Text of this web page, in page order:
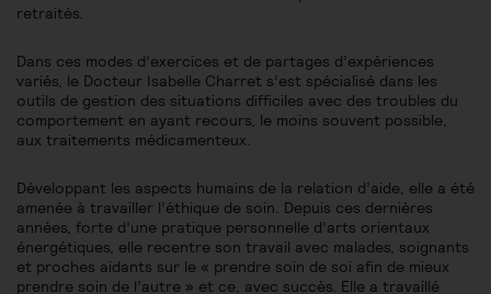
retraités.
Dans ces modes d’exercices et de partages d’expériences
variés, le Docteur Isabelle Charret s’est spécialisé dans les
outils de gestion des situations difficiles avec des troubles du
comportement en ayant recours, le moins souvent possible,
aux traitements médicamenteux.
Développant les aspects humains de la relation d’aide, elle a été
amenée à travailler l’éthique de soin. Depuis ces dernières
années, forte d’une pratique personnelle d’arts orientaux
énergétiques, elle recentre son travail avec malades, soignants
et proches aidants sur le « prendre soin de soi afin de mieux
prendre soin de l’autre » et ce, avec succès. Elle a travaillé